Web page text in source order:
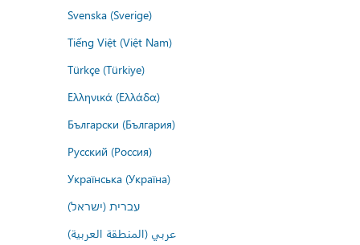
Svenska (Sverige)
Tiếng Việt (Việt Nam)
Türkçe (Türkiye)
Ελληνικά (Ελλάδα)
Български (България)
Русский (Россия)
Українська (Україна)
עברית (ישראל)
عربي (المنطقة العربية)